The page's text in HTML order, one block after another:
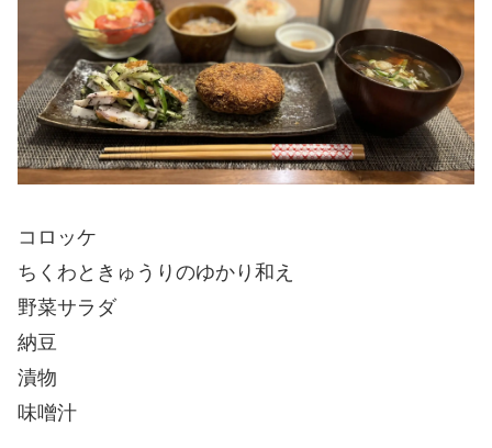
コロッケ
ちくわときゅうりのゆかり和え
野菜サラダ
納豆
漬物
味噌汁